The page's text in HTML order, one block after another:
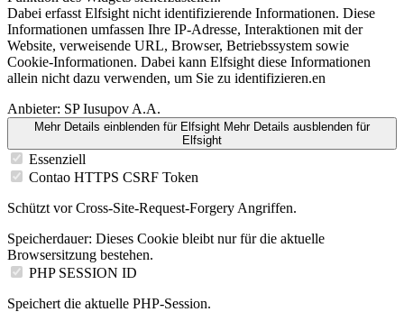
Dabei erfasst Elfsight nicht identifizierende Informationen. Diese
Informationen umfassen Ihre IP-Adresse, Interaktionen mit der
Website, verweisende URL, Browser, Betriebssystem sowie
Cookie-Informationen. Dabei kann Elfsight diese Informationen
allein nicht dazu verwenden, um Sie zu identifizieren.en
Anbieter: SP Iusupov A.A.
Mehr Details einblenden für Elfsight Mehr Details ausblenden für
Elfsight
Essenziell
Contao HTTPS CSRF Token
Schützt vor Cross-Site-Request-Forgery Angriffen.
Speicherdauer: Dieses Cookie bleibt nur für die aktuelle
Browsersitzung bestehen.
PHP SESSION ID
Speichert die aktuelle PHP-Session.